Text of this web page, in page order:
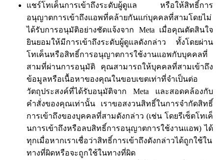
แชร์โทเค็นการเข้าถึงระดับผู้ดูแล หรือให้สิทธิ์การ
อนุญาตการเข้าถึงแอพที่คล้ายกันแก่บุคคลที่สามโดยไม่
ได้รับการอนุมัติอย่างชัดแจ้งจาก Meta เมื่อคุณตัดสินใจ
ยินยอมให้มีการเข้าถึงระดับผู้ดูแลดังกล่าว ทั้งโดยผ่าน
โทเค็นหรือสิทธิ์การอนุญาตการใช้งานแอพกับบุคคลที่
สามที่ผ่านการอนุมัติ คุณสามารถให้บุคคลที่สามเข้าถึง
ข้อมูลหรือเนื้อหาของคุณในขอบเขตเท่าที่จำเป็นต่อ
วัตถุประสงค์ที่ได้รับอนุมัติจาก Meta และสอดคล้องกับ
คำสั่งของคุณเท่านั้น เราขอสงวนสิทธิ์ในการจำกัดสิทธิ์
การเข้าถึงของบุคคลที่สามดังกล่าว (เช่น โดยรีเซ็ตโทเค็
นการเข้าถึงหรือลบสิทธิ์การอนุญาตการใช้งานแอพ) ได้
ทุกเมื่อหากเราเชื่อว่าสิทธิ์การเข้าถึงดังกล่าวได้ถูกใช้ใน
ทางที่ผิดหรือจะถูกใช้ในทางที่ผิด